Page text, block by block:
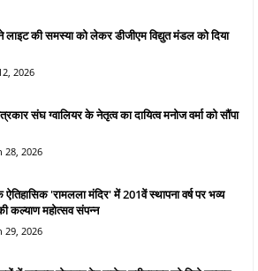
लाइट की समस्या को लेकर डीजीएम विद्युत मंडल को दिया
2026
संघ ग्वालियर के नेतृत्व का दायित्व मनोज वर्मा को सौंपा
28, 2026
ऐतिहासिक 'रामलला मंदिर' में 201वें स्थापना वर्ष पर भव्य
कल्याण महोत्सव संपन्न
29, 2026